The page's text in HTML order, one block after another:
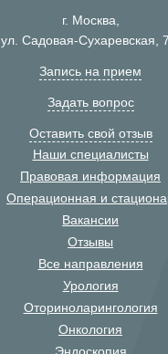
г. Москва,
ул. Садовая-Сухаревская,
Запись на прием
Задать вопрос
Оставить свой отзыв
Наши специалисты
Правовая информация
Операционная и
Вакансии
Отзывы
Все направления
Урология
Оториноларингология
Онкология